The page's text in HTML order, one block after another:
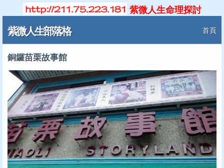
紫微人生命理探討
紫微人生部落格 首頁
銅鑼苗栗故事館